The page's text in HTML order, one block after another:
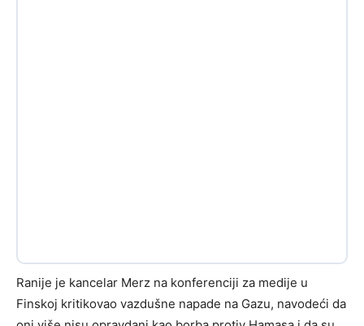
Ranije je kancelar Merz na konferenciji za medije u
Finskoj kritikovao vazdušne napade na Gazu, navodeći da